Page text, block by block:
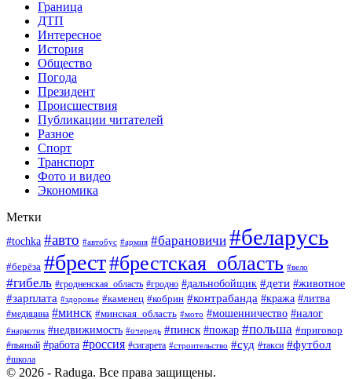
Граница
ДТП
Интересное
История
Общество
Погода
Президент
Происшествия
Публикации читателей
Разное
Спорт
Транспорт
Фото и видео
Экономика
Метки
#tochka #авто #автобус #армия #барановичи #беларусь
#берёза #брест#брестская_область #вело
#гибель #гродненская_область #гродно #дальнобойщик #дети #животное
#зарплата #здоровье #каменец #кобрин #контрабанда #кража #литва
#медицина #минск #минская_область #мото #мошенничество #налог
#наркотик #недвижимость #очередь #пинск #пожар #польша #приговор
#пьяный #работа #россия #сигарета #строительство #суд #такси #футбол
#школа
© 2026 - Raduga. Все права защищены.